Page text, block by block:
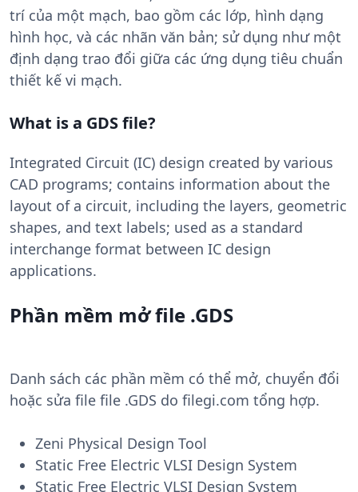
trí của một mạch, bao gồm các lớp, hình dạng
hình học, và các nhãn văn bản; sử dụng như một
định dạng trao đổi giữa các ứng dụng tiêu chuẩn
thiết kế vi mạch.
What is a GDS file?
Integrated Circuit (IC) design created by various
CAD programs; contains information about the
layout of a circuit, including the layers, geometric
shapes, and text labels; used as a standard
interchange format between IC design
applications.
Phần mềm mở file .GDS
Danh sách các phần mềm có thể mở, chuyển đổi
hoặc sửa file file .GDS do filegi.com tổng hợp.
Zeni Physical Design Tool
Static Free Electric VLSI Design System
Static Free Electric VLSI Design System